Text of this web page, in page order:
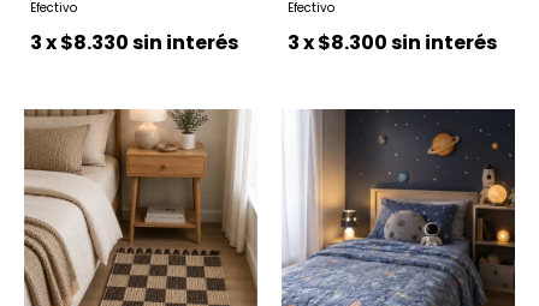
3x$8.330sin interés 3x$8.300sin interés